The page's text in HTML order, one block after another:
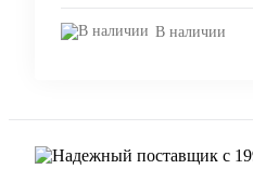
В наличии